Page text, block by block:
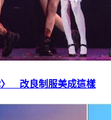
〉 改良制服美成這樣